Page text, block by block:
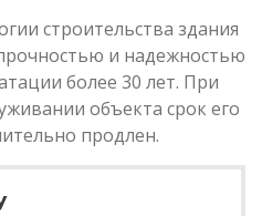
строительства здания
и надежностью
более 30 лет. При
объекта срок его
продлен.